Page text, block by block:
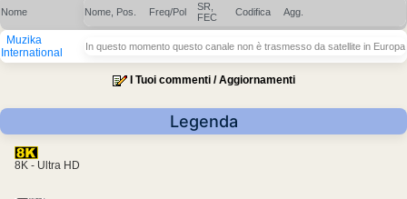
Nome Nome, Pos. Freq/Pol
SR,
FEC
Codifica Agg.
Muzika
International
In questo momento questo canale non è trasmesso da satellite in Europa
I Tuoi commenti / Aggiornamenti
Legenda
8K - Ultra HD